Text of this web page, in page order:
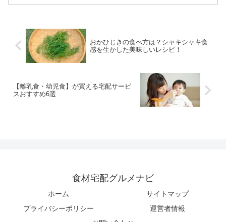
おかひじきの食べ方は？シャキシャキ食
感を生かした美味しいレシピ！
【離乳食・幼児食】が買える宅配サービ
スおすすめ6選
食材宅配グルメナビ
ホーム
サイトマップ
プライバシーポリシー
運営者情報